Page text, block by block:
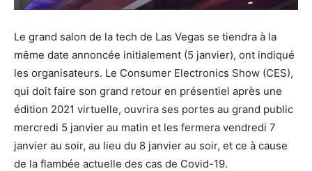
Le grand salon de la tech de Las Vegas se tiendra à la
même date annoncée initialement (5 janvier), ont indiqué
les organisateurs. Le Consumer Electronics Show (CES),
qui doit faire son grand retour en présentiel après une
édition 2021 virtuelle, ouvrira ses portes au grand public
mercredi 5 janvier au matin et les fermera vendredi 7
janvier au soir, au lieu du 8 janvier au soir, et ce à cause
de la flambée actuelle des cas de Covid-19.